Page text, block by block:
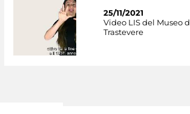
25/11/2021
Video LIS del Museo
Trastevere